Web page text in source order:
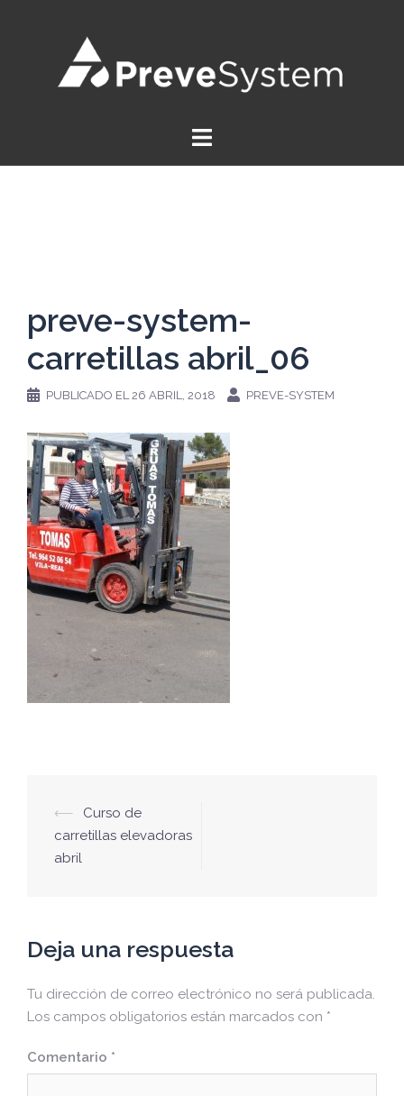
preve-system-
carretillas abril_06
PUBLICADO EL26 ABRIL, 2018 PREVE-SYSTEM
Navegación
de
entradas
⟵
Curso de
carretillas elevadoras
abril
Deja una respuesta
Tu dirección de correo electrónico no será publicada.
Los campos obligatorios están marcados con *
Comentario *